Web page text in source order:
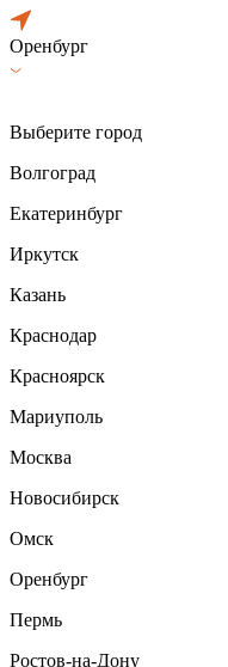
Оренбург
Выберите город
Волгоград
Екатеринбург
Иркутск
Казань
Краснодар
Красноярск
Мариуполь
Москва
Новосибирск
Омск
Оренбург
Пермь
Ростов-на-Дону